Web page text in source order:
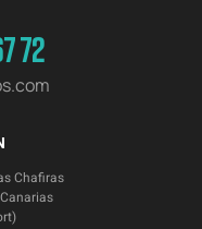
72
Chafiras